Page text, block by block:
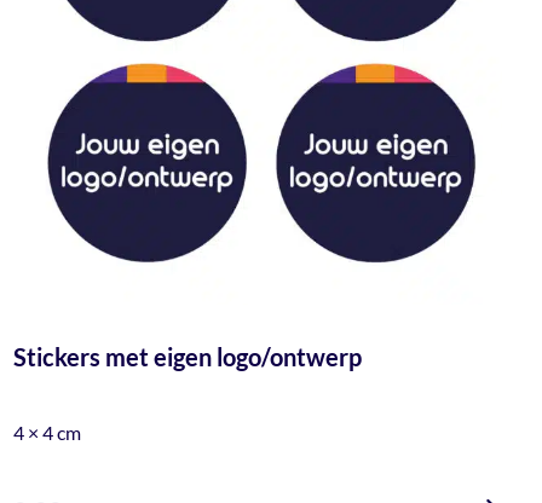
Stickers met eigen logo/ontwerp
4 × 4 cm